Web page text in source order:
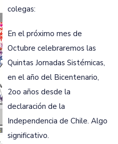
colegas:
En el próximo mes de
Octubre celebraremos las
Quintas Jornadas Sistémicas,
en el año del Bicentenario,
2oo años desde la
declaración de la
Independencia de Chile. Algo
significativo.